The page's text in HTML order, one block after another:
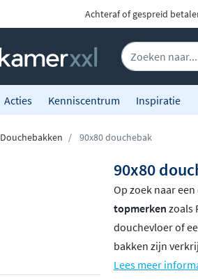
Achteraf of gespreid
Acties Kenniscentrum Inspiratie
Douchebakken 90x80 douchebak
90x80
Op zoek naar
topmerken zoals
douchevloer of
bakken zijn
Lees meer